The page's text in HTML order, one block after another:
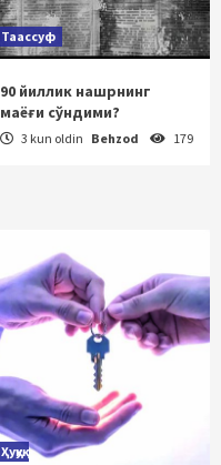
Таассуф
90 йиллик нашрнинг
маёғи сўндими?
3 kun oldin Behzod 179
Ҳуқуқ